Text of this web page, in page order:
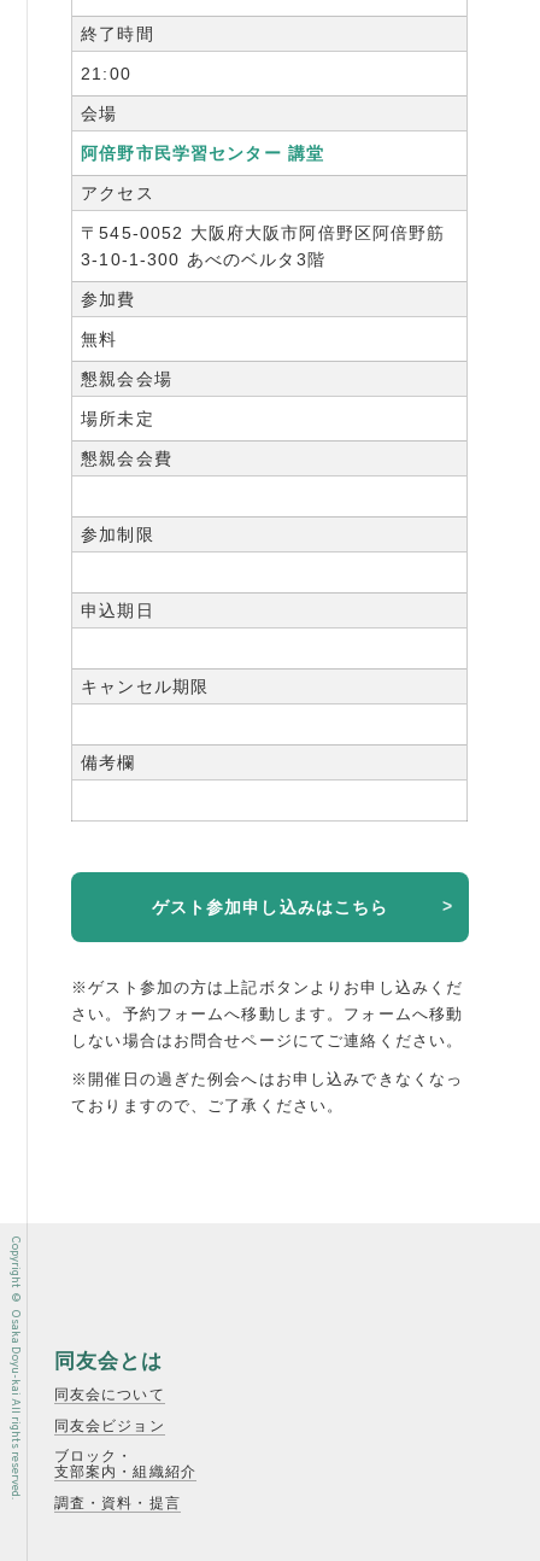
終了時間
21:00
会場
阿倍野市民学習センター 講堂
アクセス
〒545-0052 大阪府大阪市阿倍野区阿倍野筋
3-10-1-300 あべのベルタ3階
参加費
無料
懇親会会場
場所未定
懇親会会費
参加制限
申込期日
キャンセル期限
備考欄
ゲスト参加申し込みはこちら
※ゲスト参加の方は上記ボタンよりお申し込みくだ
さい。予約フォームへ移動します。 フォームへ移動
しない場合はお問合せページにてご連絡ください。
※開催日の過ぎた例会へはお申し込みできなくなっ
ておりますので、ご了承ください。
同友会とは
同友会について
同友会ビジョン
ブロック・
支部案内・組織紹介
調査・資料・提言
Copyright © Osaka Doyu-kai All rights reserved.